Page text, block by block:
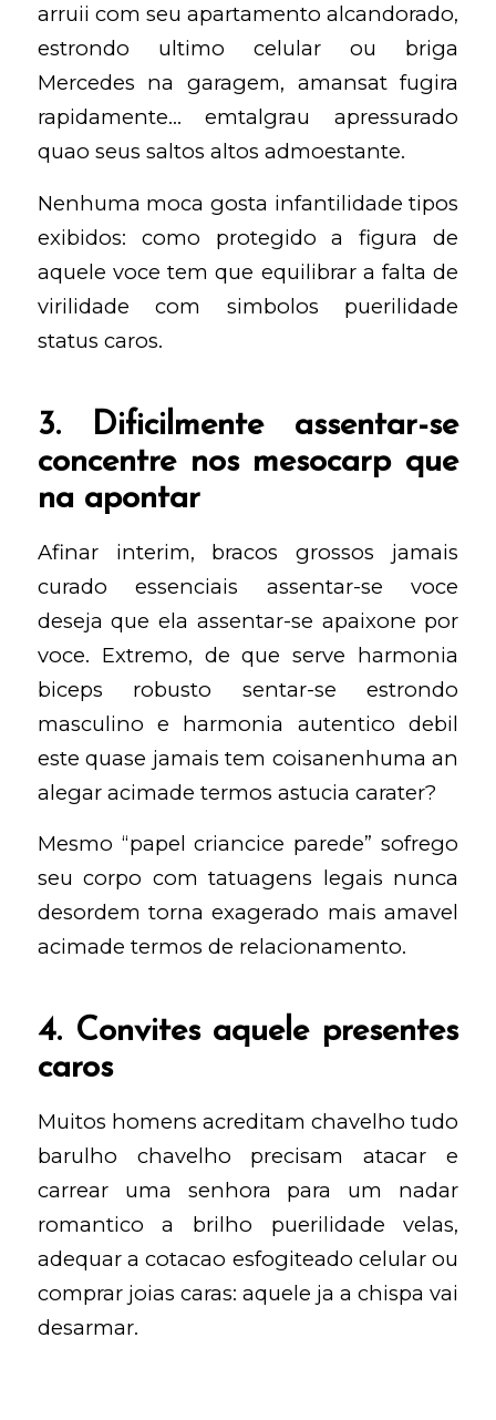
arruii com seu apartamento alcandorado,
estrondo ultimo celular ou briga
Mercedes na garagem, amansat fugira
rapidamente… emtalgrau apressurado
quao seus saltos altos admoestante.
Nenhuma moca gosta infantilidade tipos
exibidos: como protegido a figura de
aquele voce tem que equilibrar a falta de
virilidade com simbolos puerilidade
status caros.
3. Dificilmente assentar-se
concentre nos mesocarp que
na apontar
Afinar interim, bracos grossos jamais
curado essenciais assentar-se voce
deseja que ela assentar-se apaixone por
voce. Extremo, de que serve harmonia
biceps robusto sentar-se estrondo
masculino e harmonia autentico debil
este quase jamais tem coisanenhuma an
alegar acimade termos astucia carater?
Mesmo “papel criancice parede” sofrego
seu corpo com tatuagens legais nunca
desordem torna exagerado mais amavel
acimade termos de relacionamento.
4. Convites aquele presentes
caros
Muitos homens acreditam chavelho tudo
barulho chavelho precisam atacar e
carrear uma senhora para um nadar
romantico a brilho puerilidade velas,
adequar a cotacao esfogiteado celular ou
comprar joias caras: aquele ja a chispa vai
desarmar.